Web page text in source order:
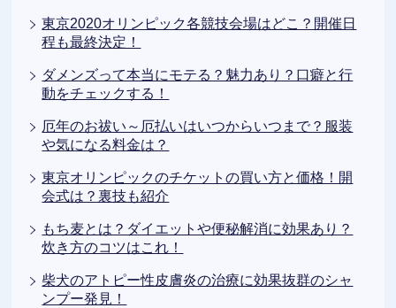
東京2020オリンピック各競技会場はどこ？開催日
程も最終決定！
ダメンズって本当にモテる？魅力あり？口癖と行
動をチェックする！
厄年のお祓い～厄払いはいつからいつまで？服装
や気になる料金は？
東京オリンピックのチケットの買い方と価格！開
会式は？裏技も紹介
もち麦とは？ダイエットや便秘解消に効果あり？
炊き方のコツはこれ！
柴犬のアトピー性皮膚炎の治療に効果抜群のシャ
ンプー発見！